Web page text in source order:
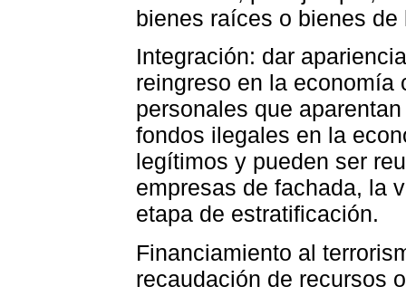
bienes raíces o bienes de
Integración: dar
reingreso en la economía
personales que
fondos ilegales en la
legítimos y pueden ser
empresas de fachada, la
etapa de estratificación.
Financiamiento al
recaudación de recursos